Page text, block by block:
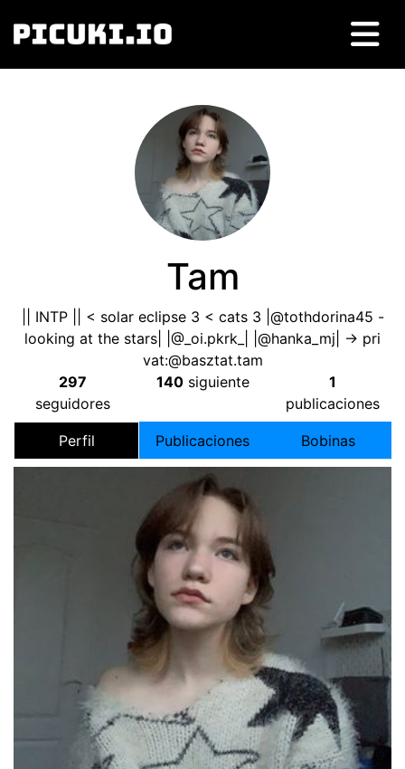
Tam
INTP|| < solar eclipse3 < cats3 | @tothdorina45 -
looking at the stars
@_oi.pkrk_ @hanka_mj | -> pri
vat:@basztat.tam
297
seguidores
140siguiente
1
publicaciones
Perfil Publicaciones Bobinas